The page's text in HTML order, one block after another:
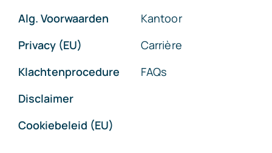
Alg. Voorwaarden
Privacy (EU)
Klachtenprocedure
Disclaimer
Cookiebeleid (EU)
Kantoor
Carrière
FAQs